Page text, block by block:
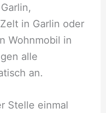
in Garlin oder
Wohnmobil in
alle
an.
Stelle einmal